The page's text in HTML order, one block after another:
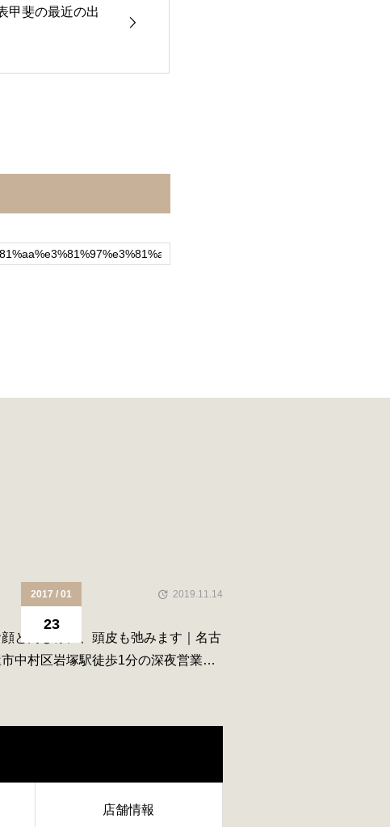
甲斐の最近の出
2017 / 01
23
2019.11.14
顔と同じ様に、頭皮も弛みます｜名古
市中村区岩塚駅徒歩1分の深夜営業美
店舗情報